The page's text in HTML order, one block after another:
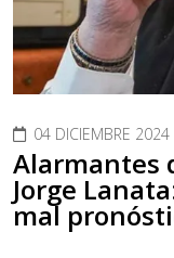
04 DICIEMBRE 2024
Alarmantes
Jorge
mal